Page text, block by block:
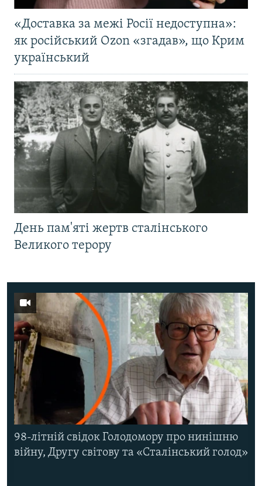
«Доставка за межі Росії недоступна»:
як російський Ozon «згадав», що Крим
український
День пам'яті жертв сталінського
Великого терору
98-літній свідок Голодомору про нинішню
війну, Другу світову та «Сталінський голод»